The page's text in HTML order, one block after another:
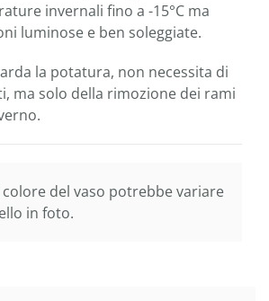
invernali fino a -15°C ma
luminose e ben soleggiate.
la potatura, non necessita di
ma solo della rimozione dei rami
colore del vaso potrebbe variare
in foto.